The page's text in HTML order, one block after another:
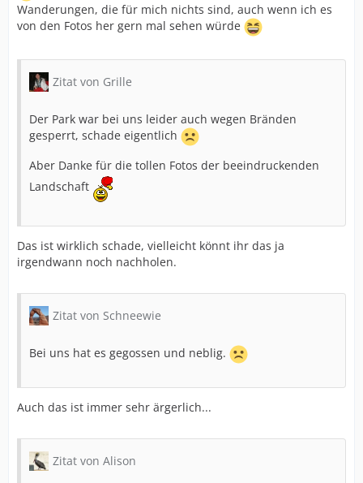
Wanderungen, die für mich nichts sind, auch wenn ich es
von den Fotos her gern mal sehen würde
Zitat von Grille
Der Park war bei uns leider auch wegen Bränden
gesperrt, schade eigentlich
Aber Danke für die tollen Fotos der beeindruckenden
Landschaft
Das ist wirklich schade, vielleicht könnt ihr das ja
irgendwann noch nachholen.
Zitat von Schneewie
Bei uns hat es gegossen und neblig.
Auch das ist immer sehr ärgerlich...
Zitat von Alison